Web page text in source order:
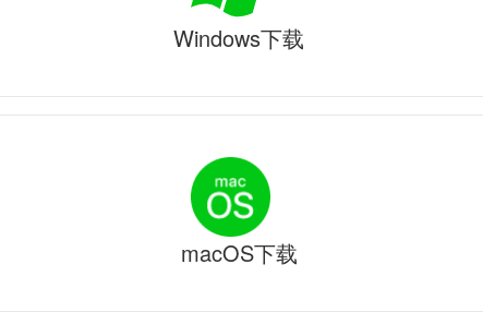
Windows下载
macOS下载